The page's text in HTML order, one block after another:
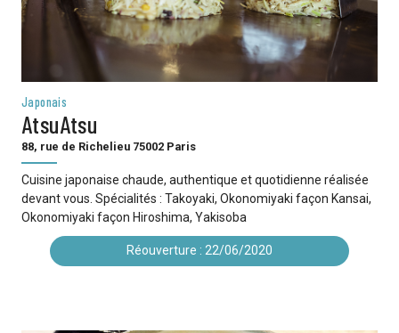
Japonais
AtsuAtsu
88, rue de Richelieu 75002 Paris
Cuisine japonaise chaude, authentique et quotidienne réalisée
devant vous. Spécialités : Takoyaki, Okonomiyaki façon Kansai,
Okonomiyaki façon Hiroshima, Yakisoba
Réouverture : 22/06/2020